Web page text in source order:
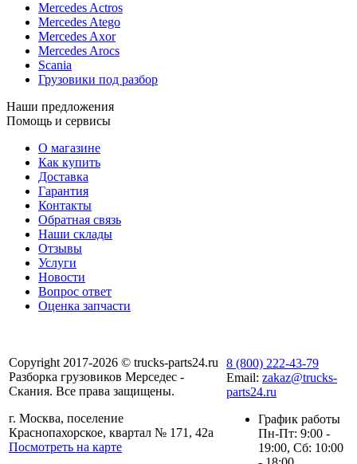
Mercedes Actros
Mercedes Atego
Mercedes Axor
Mercedes Arocs
Scania
Грузовики под разбор
Наши предложения
Помощь и сервисы
О магазине
Как купить
Доставка
Гарантия
Контакты
Обратная связь
Наши склады
Отзывы
Услуги
Новости
Вопрос ответ
Оценка запчасти
Copyright 2017-2026 © trucks-parts24.ru
Разборка грузовиков Мерседес -
Скания. Все права защищены.
г. Москва, поселение
Краснопахорское, квартал № 171, 42а
Посмотреть на карте
8 (800) 222-43-79
Email: zakaz@trucks-
parts24.ru
График работы
Пн-Пт: 9:00 -
19:00, Сб: 10:00